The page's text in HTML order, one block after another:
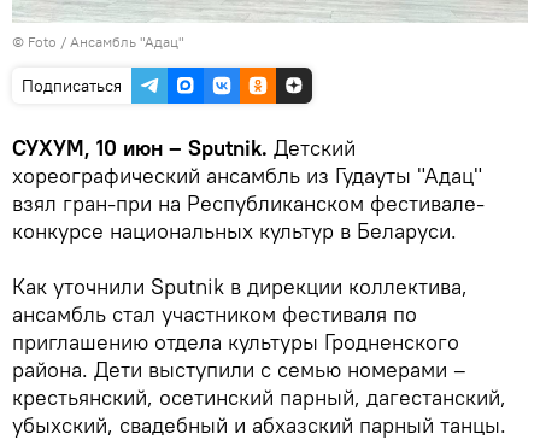
© Foto / Ансамбль "Адац"
Подписаться
СУХУМ, 10 июн – Sputnik. Детский
хореографический ансамбль из Гудауты "Адац"
взял гран-при на Республиканском фестивале-
конкурсе национальных культур в Беларуси.
Как уточнили Sputnik в дирекции коллектива,
ансамбль стал участником фестиваля по
приглашению отдела культуры Гродненского
района. Дети выступили с семью номерами –
крестьянский, осетинский парный, дагестанский,
убыхский, свадебный и абхазский парный танцы.